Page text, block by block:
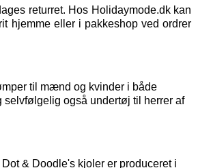
returret. Hos Holidaymode.dk kan
hjemme eller i pakkeshop ved ordrer
til mænd og kvinder i både
selvfølgelig også undertøj til herrer af
& Doodle's kjoler er produceret i